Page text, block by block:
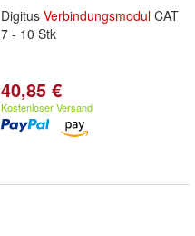
Digitus Verbindungsmodul CAT
7 - 10 Stk
40,85 €
Kostenloser Versand